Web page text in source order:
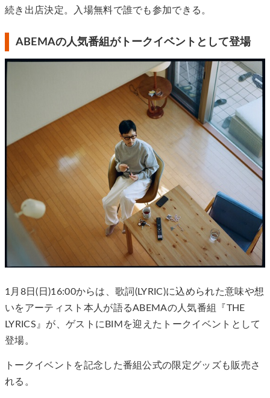
続き出店決定。入場無料で誰でも参加できる。
ABEMAの人気番組がトークイベントとして登場
1月8日(日)16:00からは、歌詞(LYRIC)に込められた意味や想
いをアーティスト本人が語るABEMAの人気番組『THE
LYRICS』が、ゲストにBIMを迎えたトークイベントとして
登場。
トークイベントを記念した番組公式の限定グッズも販売さ
れる。